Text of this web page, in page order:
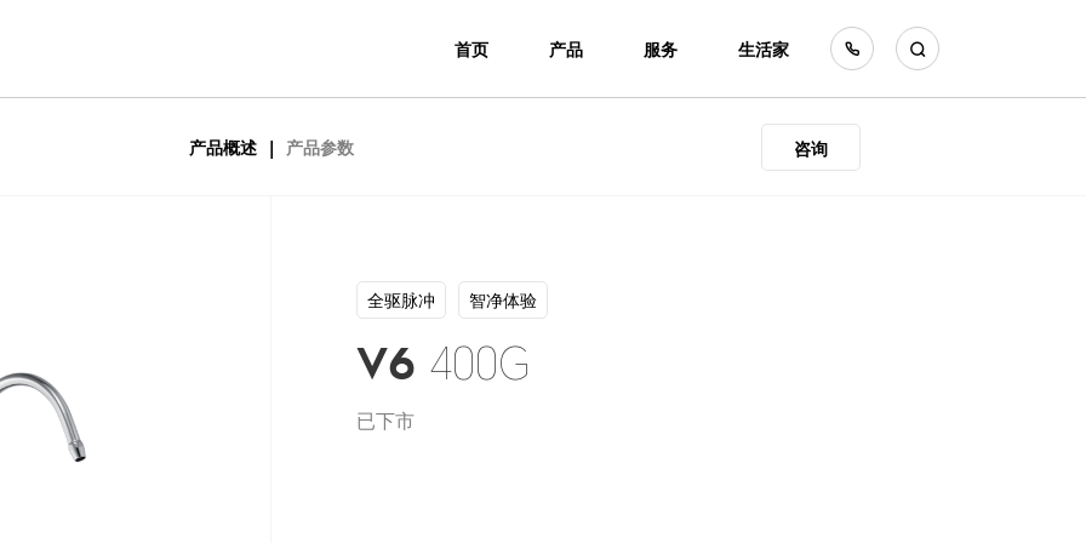
首页 产品 服务 生活家
产品概述 | 产品参数 咨询
全驱脉冲 智净体验
V6 400G
已下市